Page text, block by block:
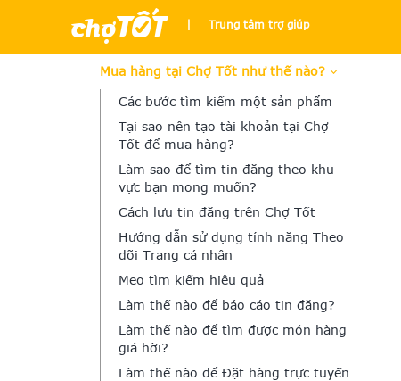
Trung tâm trợ giúp
Mua hàng tại Chợ Tốt như thế nào?
Các bước tìm kiếm một sản phẩm
Tại sao nên tạo tài khoản tại Chợ
Tốt để mua hàng?
Làm sao để tìm tin đăng theo khu
vực bạn mong muốn?
Cách lưu tin đăng trên Chợ Tốt
Hướng dẫn sử dụng tính năng Theo
dõi Trang cá nhân
Mẹo tìm kiếm hiệu quả
Làm thế nào để báo cáo tin đăng?
Làm thế nào để tìm được món hàng
giá hời?
Làm thế nào để Đặt hàng trực tuyến